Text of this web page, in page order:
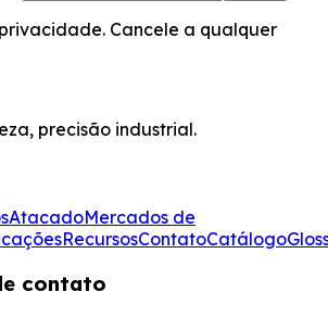
Cancele a qualquer
precisão industrial.
AtacadoMercados de
RecursosContatoCatálogo
contato